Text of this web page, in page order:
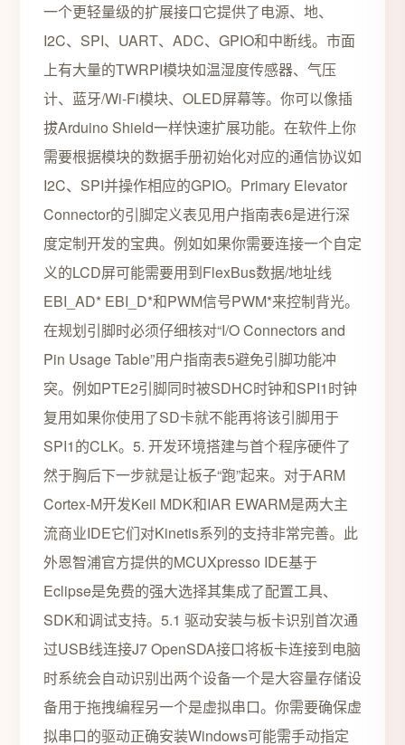
一个更轻量级的扩展接口它提供了电源、地、
I2C、SPI、UART、ADC、GPIO和中断线。市面
上有大量的TWRPI模块如温湿度传感器、气压
计、蓝牙/Wi-Fi模块、OLED屏幕等。你可以像插
拔Arduino Shield一样快速扩展功能。在软件上你
需要根据模块的数据手册初始化对应的通信协议如
I2C、SPI并操作相应的GPIO。Primary Elevator
Connector的引脚定义表见用户指南表6是进行深
度定制开发的宝典。例如如果你需要连接一个自定
义的LCD屏可能需要用到FlexBus数据/地址线
EBI_AD* EBI_D*和PWM信号PWM*来控制背光。
在规划引脚时必须仔细核对“I/O Connectors and
Pin Usage Table”用户指南表5避免引脚功能冲
突。例如PTE2引脚同时被SDHC时钟和SPI1时钟
复用如果你使用了SD卡就不能再将该引脚用于
SPI1的CLK。5. 开发环境搭建与首个程序硬件了
然于胸后下一步就是让板子“跑”起来。对于ARM
Cortex-M开发Keil MDK和IAR EWARM是两大主
流商业IDE它们对Kinetis系列的支持非常完善。此
外恩智浦官方提供的MCUXpresso IDE基于
Eclipse是免费的强大选择其集成了配置工具、
SDK和调试支持。5.1 驱动安装与板卡识别首次通
过USB线连接J7 OpenSDA接口将板卡连接到电脑
时系统会自动识别出两个设备一个是大容量存储设
备用于拖拽编程另一个是虚拟串口。你需要确保虚
拟串口的驱动正确安装Windows可能需手动指定